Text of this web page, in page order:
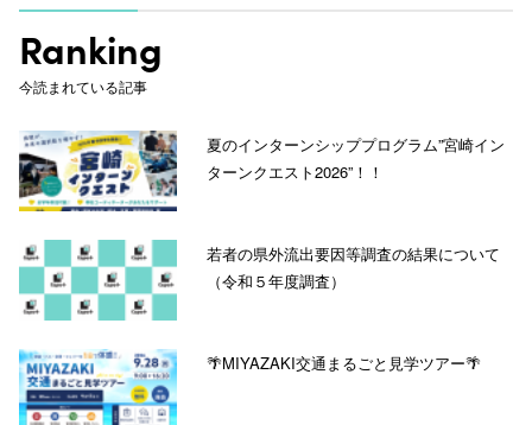
Ranking
今読まれている記事
夏のインターンシッププログラム”宮崎イン
ターンクエスト2026”！！
若者の県外流出要因等調査の結果について
（令和５年度調査）
🌴MIYAZAKI交通まるごと見学ツアー🌴